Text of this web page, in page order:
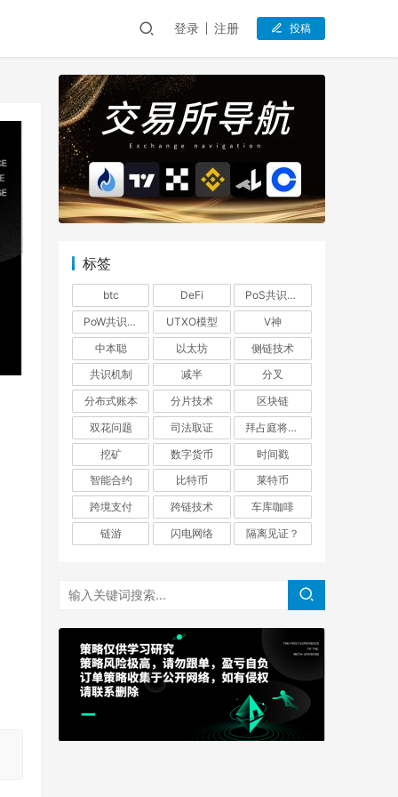
登录 注册 投稿
标签
btc DeFi
PoS共识机制
PoW共识机制
UTXO模型
V神
中本聪
以太坊
侧链技术
共识机制
减半
分叉
分布式账本
分片技术
区块链
双花问题
司法取证
拜占庭将军问题
挖矿
数字货币
时间戳
智能合约
比特币
莱特币
跨境支付
跨链技术
车库咖啡
链游
闪电网络 隔离见证？